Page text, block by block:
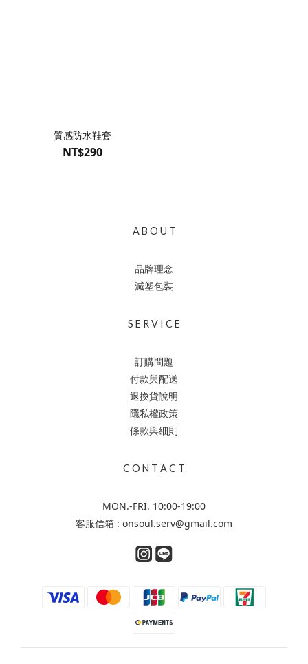
質感防水鞋套
NT$290
A B O U T
品牌理念
減塑包裝
S E R V I C E
訂購問題
付款與配送
退換貨說明
隱私權政策
條款與細則
C O N T A C T
MON.-FRI. 10:00-19:00
客服信箱 : onsoul.serv@gmail.com